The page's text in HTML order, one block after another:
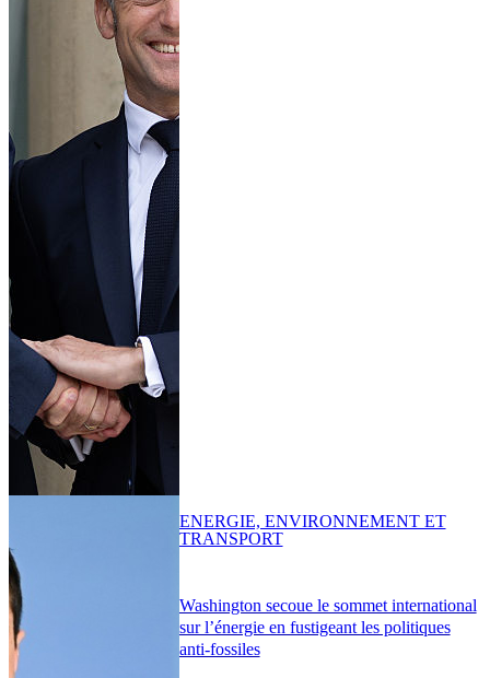
Washington secoue le sommet international
sur l’énergie en fustigeant les politiques
anti-fossiles
ENERGIE, ENVIRONNEMENT ET
TRANSPORT